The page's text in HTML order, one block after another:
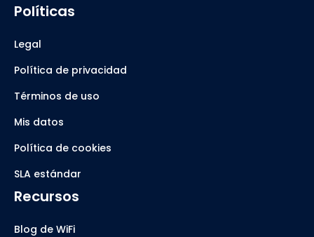
Políticas
Legal
Política de privacidad
Términos de uso
Mis datos
Política de cookies
SLA estándar
Recursos
Blog de WiFi